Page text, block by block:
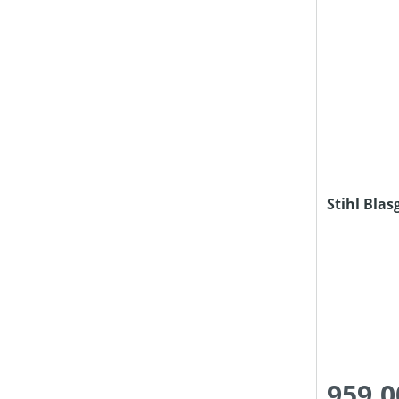
Stihl